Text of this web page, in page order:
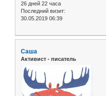
26 дней 22 часа
Последний визит:
30.05.2019 06:39
Саша
Активист - писатель